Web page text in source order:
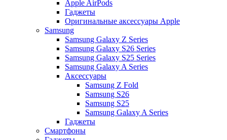
Apple AirPods
Гаджеты
Оригинальные аксессуары Apple
Samsung
Samsung Galaxy Z Series
Samsung Galaxy S26 Series
Samsung Galaxy S25 Series
Samsung Galaxy A Series
Аксессуары
Samsung Z Fold
Samsung S26
Samsung S25
Samsung Galaxy A Series
Гаджеты
Смартфоны